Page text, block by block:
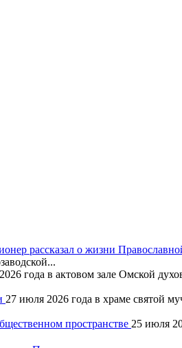
рассказал о жизни
2026 года в актовом зале Омской
27 июля 2026 года в храме святой
пространстве 25 июля